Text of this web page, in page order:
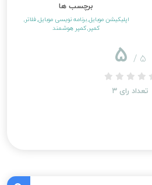
برچسب ها
اپلیکیشن موبایل برنامه نویسی موبایل فلاتر
کمپر کمپر هوشمند
۵ / ۵
تعداد رای ۳